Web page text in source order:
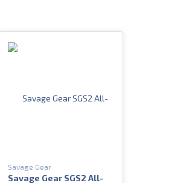
Savage Gear
Savage Gear SGS2 All-